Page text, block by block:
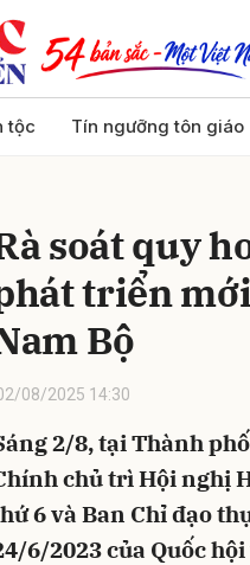
tộc Tín ngưỡng tôn giáo
soát quy
triển
Bộ
08/2025 14:30
2/8, tại Thành
chủ trì Hội nghị
6 và Ban Chỉ đạo
6/2023 của Quốc